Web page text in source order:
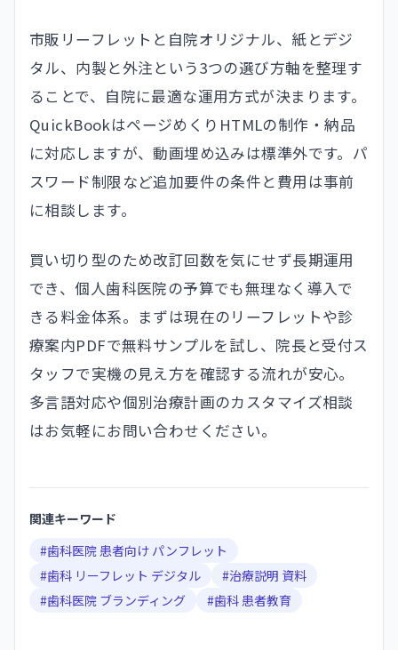
市販リーフレットと自院オリジナル、紙とデジ
タル、内製と外注という3つの選び方軸を整理す
ることで、自院に最適な運用方式が決まります。
QuickBookはページめくりHTMLの制作・納品
に対応しますが、動画埋め込みは標準外です。パ
スワード制限など追加要件の条件と費用は事前
に相談します。
買い切り型のため改訂回数を気にせず長期運用
でき、個人歯科医院の予算でも無理なく導入で
きる料金体系。まずは現在のリーフレットや診
療案内PDFで無料サンプルを試し、院長と受付ス
タッフで実機の見え方を確認する流れが安心。
多言語対応や個別治療計画のカスタマイズ相談
はお気軽にお問い合わせください。
関連キーワード
#歯科医院 患者向け パンフレット
#歯科 リーフレット デジタル #治療説明 資料
#歯科医院 ブランディング #歯科 患者教育